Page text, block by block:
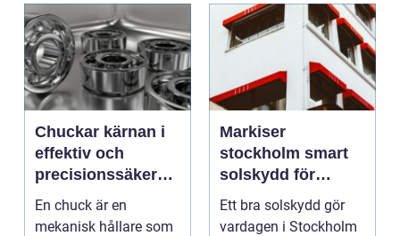
Chuckar kärnan i
effektiv och
precisionssäker
uppspänning
En chuck är en
mekanisk hållare som
Markiser
stockholm smart
solskydd för
stadsliv och
uteplatser
Ett bra solskydd gör
vardagen i Stockholm